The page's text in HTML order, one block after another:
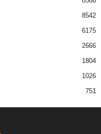
8542
6175
2666
1804
1026
751